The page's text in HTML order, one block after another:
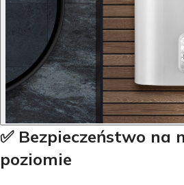
✅ Bezpieczeństwo na
poziomie